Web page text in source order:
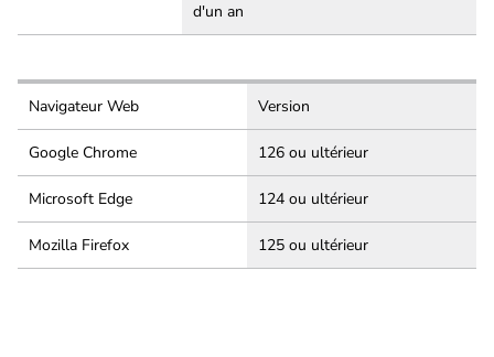
d'un an
Navigateur Web Version
Google Chrome 126 ou ultérieur
Microsoft Edge 124 ou ultérieur
Mozilla Firefox 125 ou ultérieur